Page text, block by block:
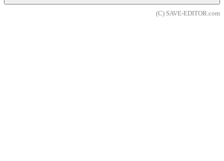
(C) SAVE-EDITOR.com